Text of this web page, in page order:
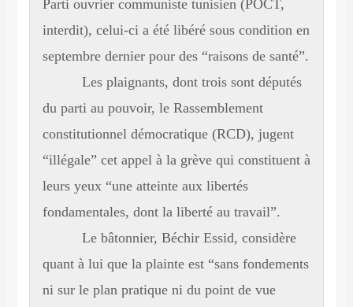
Parti ouvrier communiste tunisien (POCT,
interdit), celui-ci a été libéré sous condition en
septembre dernier pour des “raisons de santé”.
Les plaignants, dont trois sont députés
du parti au pouvoir, le Rassemblement
constitutionnel démocratique (RCD), jugent
“illégale” cet appel à la grève qui constituent à
leurs yeux “une atteinte aux libertés
fondamentales, dont la liberté au travail”.
Le bâtonnier, Béchir Essid, considère
quant à lui que la plainte est “sans fondements
ni sur le plan pratique ni du point de vue